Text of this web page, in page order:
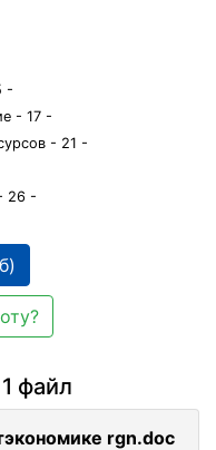
-
- 17 -
- 21 -
26 -
файл
rgn.doc